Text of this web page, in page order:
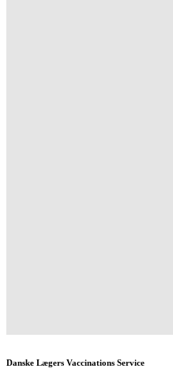
Danske Lægers Vaccinations Service